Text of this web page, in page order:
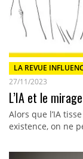
LA REVUE
27/11/2023
L’IA et le
Alors que l’IA
existence, on ne